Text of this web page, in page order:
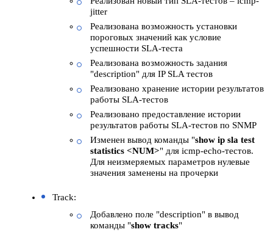
jitter
Реализована возможность установки
пороговых значений как условие
успешности SLA-теста
Реализована возможность задания
"description" для IP SLA тестов
Реализовано хранение истории результатов
работы SLA-тестов
Реализовано предоставление истории
результатов работы SLA-тестов по SNMP
Изменен вывод команды "show ip sla test
statistics <NUM>" для icmp-echo-тестов.
Для неизмеряемых параметров нулевые
значения заменены на прочерки
Track:
Добавлено поле "description" в вывод
команды "show tracks"